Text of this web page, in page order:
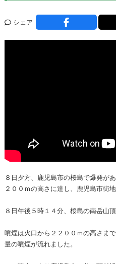
シェア
８日夕方、鹿児島市の桜島で爆発が
２００ｍの高さに達し、鹿児島市街
８日午後５時１４分、桜島の南岳山
噴煙は火口から２２００ｍの高さま
量の噴煙が流れました。